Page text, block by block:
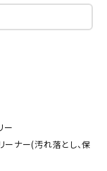
ー
ナー(汚れ落とし、保